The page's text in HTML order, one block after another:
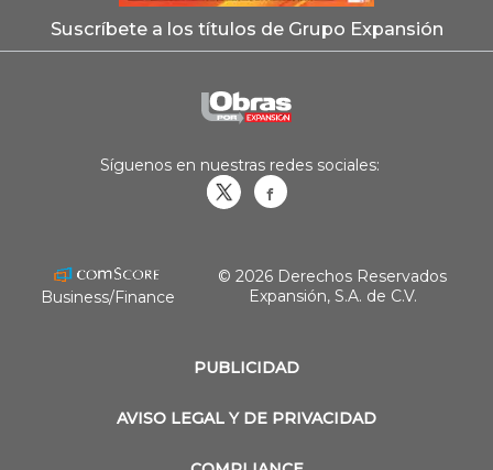
Suscríbete a los títulos de Grupo Expansión
PUBLICIDAD
AVISO LEGAL Y DE PRIVACIDAD
Síguenos en nuestras redes sociales:
Business/Finance
© 2026 Derechos Reservados
Expansión, S.A. de C.V.